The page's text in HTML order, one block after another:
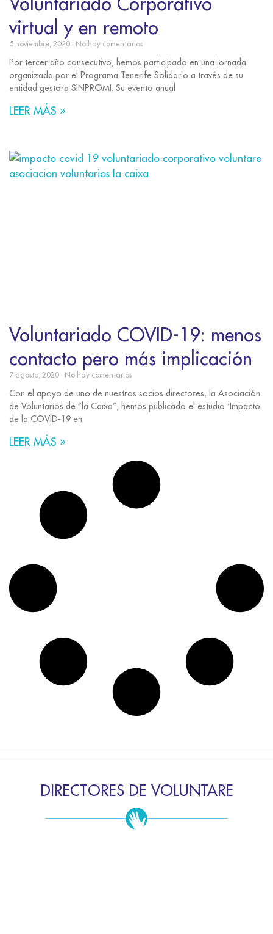
virtual y en remoto
5 noviembre, 2020 No hay comentarios
Por tercer año consecutivo, hemos participado en una jornada
organizada por el Programa Tenerife Solidario a través de su
entidad gestora SINPROMI. Su evento anual
LEER MÁS »
Voluntariado COVID-19: menos
contacto pero más implicación
7 agosto, 2020 No hay comentarios
Con el apoyo de uno de nuestros socios directores, la Asociación
de Voluntarios de ”la Caixa”, hemos publicado el estudio ‘Impacto
de la COVID-19 en
LEER MÁS »
DIRECTORES DE VOLUNTARE